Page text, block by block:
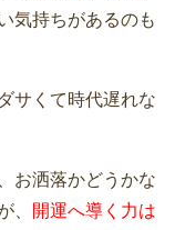
気持ちがあるのも
サくて時代遅れな
お洒落かどうかな
、
開運へ導く力は